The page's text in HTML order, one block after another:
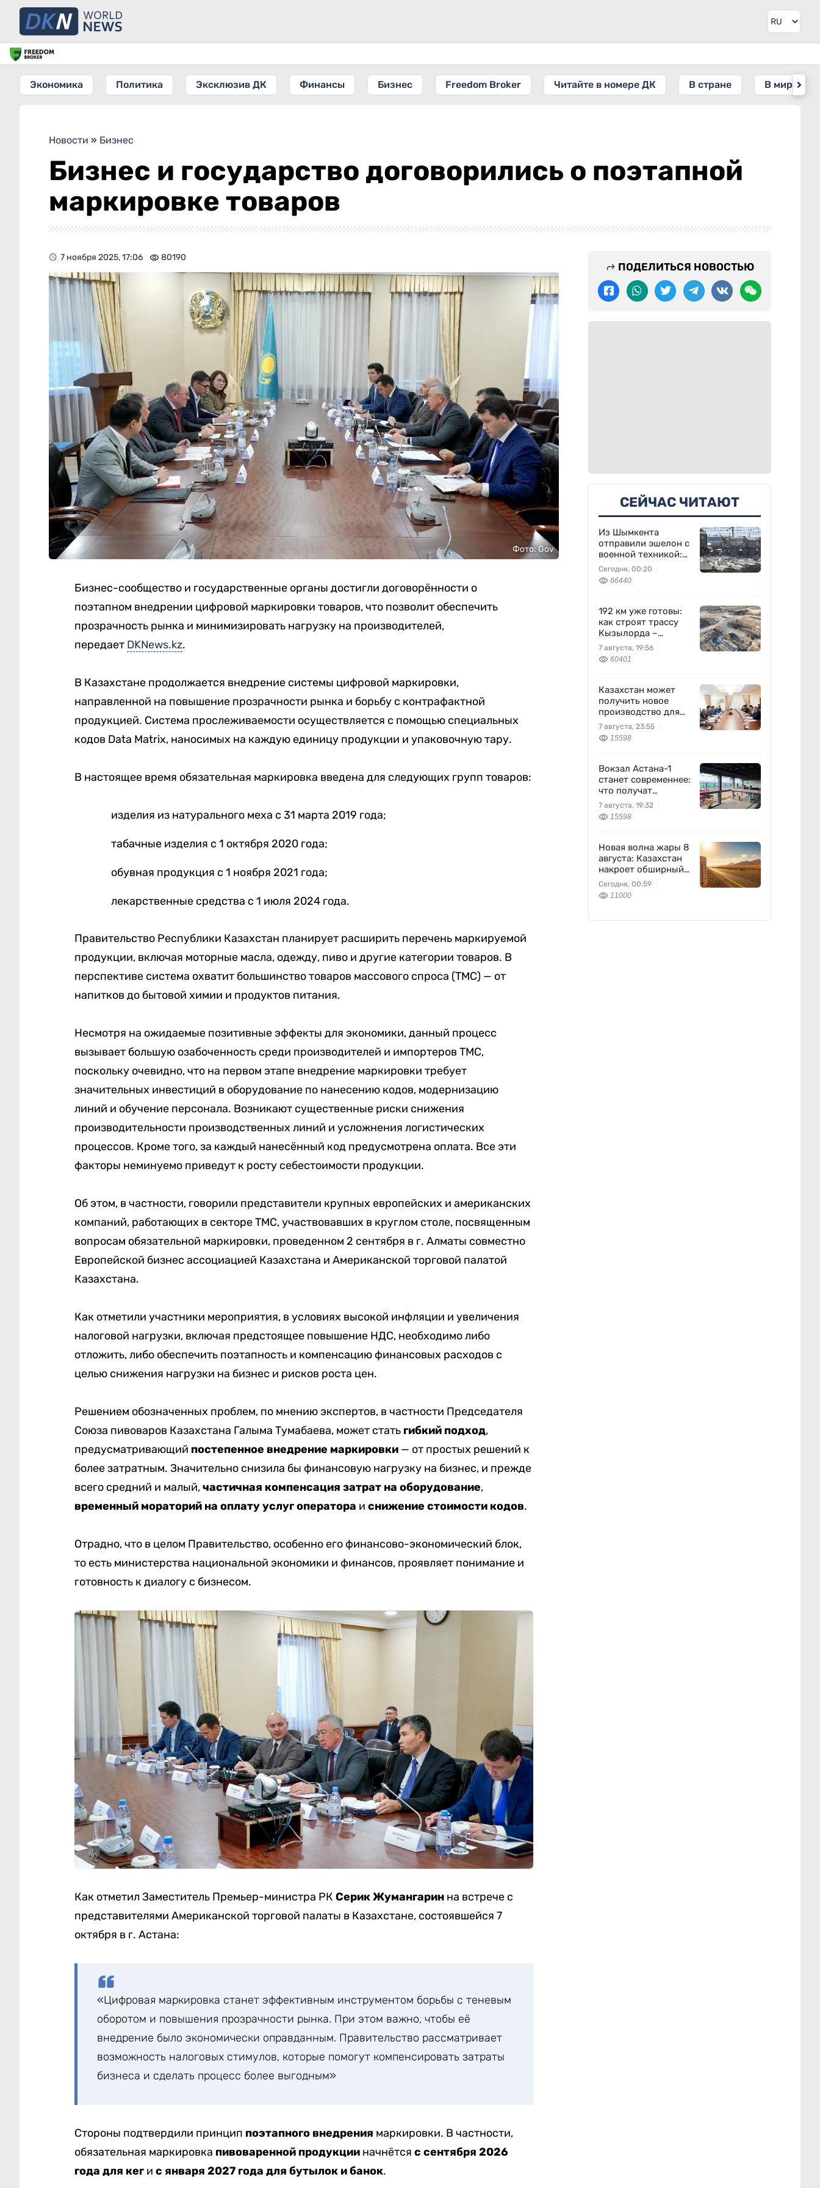
Экономика Политика Эксклюзив ДК Финансы Бизнес Freedom Broker Читайте в номере ДК В стране В мире
Новости » Бизнес
Бизнес и государство договорились о поэтапной
маркировке товаров
7 ноября 2025, 17:06 80190
Фото: Gov
Бизнес-сообщество и государственные органы достигли договорённости о
поэтапном внедрении цифровой маркировки товаров, что позволит обеспечить
прозрачность рынка и минимизировать нагрузку на производителей,
передает DKNews.kz.
В Казахстане продолжается внедрение системы цифровой маркировки,
направленной на повышение прозрачности рынка и борьбу с контрафактной
продукцией. Система прослеживаемости осуществляется с помощью специальных
кодов Data Matrix, наносимых на каждую единицу продукции и упаковочную тару.
В настоящее время обязательная маркировка введена для следующих групп товаров:
изделия из натурального меха с 31 марта 2019 года;
табачные изделия с 1 октября 2020 года;
обувная продукция с 1 ноября 2021 года;
лекарственные средства с 1 июля 2024 года.
Правительство Республики Казахстан планирует расширить перечень маркируемой
продукции, включая моторные масла, одежду, пиво и другие категории товаров. В
перспективе система охватит большинство товаров массового спроса (ТМС) — от
напитков до бытовой химии и продуктов питания.
Несмотря на ожидаемые позитивные эффекты для экономики, данный процесс
вызывает большую озабоченность среди производителей и импортеров ТМС,
поскольку очевидно, что на первом этапе внедрение маркировки требует
значительных инвестиций в оборудование по нанесению кодов, модернизацию
линий и обучение персонала. Возникают существенные риски снижения
производительности производственных линий и усложнения логистических
процессов. Кроме того, за каждый нанесённый код предусмотрена оплата. Все эти
факторы неминуемо приведут к росту себестоимости продукции.
Об этом, в частности, говорили представители крупных европейских и американских
компаний, работающих в секторе ТМС, участвовавших в круглом столе, посвященным
вопросам обязательной маркировки, проведенном 2 сентября в г. Алматы совместно
Европейской бизнес ассоциацией Казахстана и Американской торговой палатой
Казахстана.
Как отметили участники мероприятия, в условиях высокой инфляции и увеличения
налоговой нагрузки, включая предстоящее повышение НДС, необходимо либо
отложить, либо обеспечить поэтапность и компенсацию финансовых расходов с
целью снижения нагрузки на бизнес и рисков роста цен.
Решением обозначенных проблем, по мнению экспертов, в частности Председателя
Союза пивоваров Казахстана Галыма Тумабаева, может стать гибкий подход,
предусматривающий постепенное внедрение маркировки— от простых решений к
более затратным. Значительно снизила бы финансовую нагрузку на бизнес, и прежде
всего средний и малый,частичная компенсация затрат на оборудование,
временный мораторий на оплату услуг оператора и снижение стоимости кодов.
Отрадно, что в целом Правительство, особенно его финансово-экономический блок,
то есть министерства национальной экономики и финансов, проявляет понимание и
готовность к диалогу с бизнесом.
Как отметил Заместитель Премьер-министра РК Серик Жумангаринна встрече с
представителями Американской торговой палаты в Казахстане, состоявшейся 7
октября в г. Астана:
«Цифровая маркировка станет эффективным инструментом борьбы с теневым
оборотом и повышения прозрачности рынка. При этом важно, чтобы её
внедрение было экономически оправданным. Правительство рассматривает
возможность налоговых стимулов, которые помогут компенсировать затраты
бизнеса и сделать процесс более выгодным»
Стороны подтвердили принцип поэтапного внедрения маркировки. В частности,
обязательная маркировка пивоваренной продукцииначнётся с сентября 2026
года для кеги с января 2027 года для бутылок и банок.
ПОДЕЛИТЬСЯ НОВОСТЬЮ
СЕЙЧАС ЧИТАЮТ
Из Шымкента
отправили эшелон с
военной техникой:
что известно
Сегодня, 00:20
66440
192 км уже готовы:
как строят трассу
Кызылорда –
Жезказган
7 августа, 19:56
60401
Казахстан может
получить новое
производство для
химпрома и
энергетики
7 августа, 23:55
15598
Вокзал Астана-1
станет современнее:
что получат
пассажиры
7 августа, 19:32
15598
Новая волна жары 8
августа: Казахстан
накроет обширный
антициклон
Сегодня, 00:59
11000